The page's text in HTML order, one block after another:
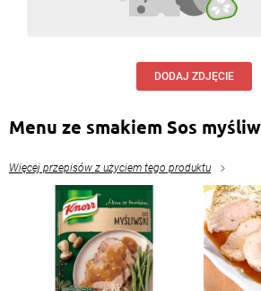
DODAJ ZDJĘCIE
Menu ze smakiem Sos
Więcej przepisów z użyciem tego produktu